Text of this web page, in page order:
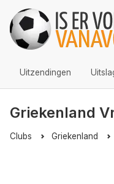
Uitzendingen
Griekenland
Clubs Griekenland